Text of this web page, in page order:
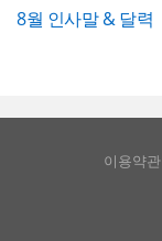
8월 인사말 & 달력
이용약관